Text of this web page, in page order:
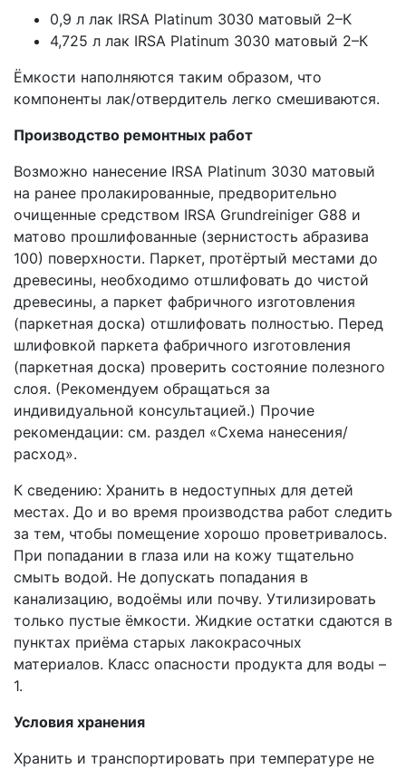
0,9 л лак IRSA Platinum 3030 матовый 2–К
4,725 л лак IRSA Platinum 3030 матовый 2–К
Ёмкости наполняются таким образом, что
компоненты лак/отвердитель легко смешиваются.
Производство ремонтных работ
Возможно нанесение IRSA Platinum 3030 матовый
на ранее пролакированные, предворительно
очищенные средством IRSA Grundreiniger G88 и
матово прошлифованные (зернистость абразива
100) поверхности. Паркет, протёртый местами до
древесины, необходимо отшлифовать до чистой
древесины, а паркет фабричного изготовления
(паркетная доска) отшлифовать полностью. Перед
шлифовкой паркета фабричного изготовления
(паркетная доска) проверить состояние полезного
слоя. (Рекомендуем обращаться за
индивидуальной консультацией.) Прочие
рекомендации: см. раздел «Схема нанесения/
расход».
К сведению: Хранить в недоступных для детей
местах. До и во время производства работ следить
за тем, чтобы помещение хорошо проветривалось.
При попадании в глаза или на кожу тщательно
смыть водой. Не допускать попадания в
канализацию, водоёмы или почву. Утилизировать
только пустые ёмкости. Жидкие остатки сдаются в
пунктах приёма старых лакокрасочных
материалов. Класс опасности продукта для воды –
1.
Условия хранения
Хранить и транспортировать при температуре не